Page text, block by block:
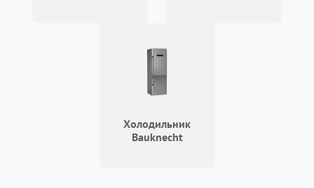
Холодильник
Bauknecht